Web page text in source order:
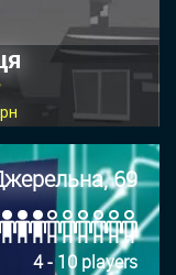
69
4 - 10 players